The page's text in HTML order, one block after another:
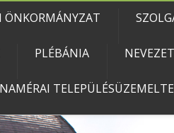
ÖNKORMÁNYZAT
PLÉBÁNIA